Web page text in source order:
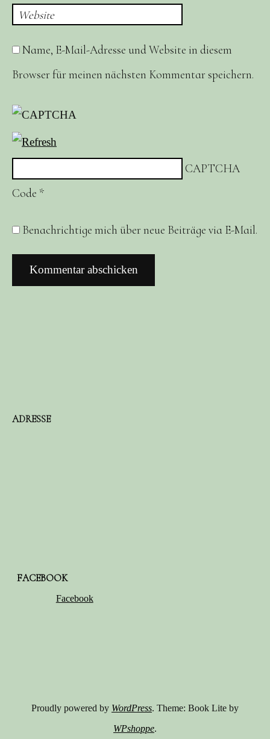
Website
Name, E-Mail-Adresse und Website in diesem
Browser für meinen nächsten Kommentar speichern.
CAPTCHA
Code *
Benachrichtige mich über neue Beiträge via E-Mail.
ADRESSE
FACEBOOK
Facebook
Proudly powered by WordPress. Theme: Book Lite by
WPshoppe.